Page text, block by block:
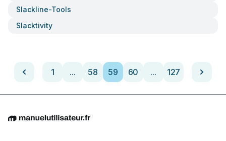
Slackline-Tools
Slacktivity
1 ... 58 59 60 ... 127